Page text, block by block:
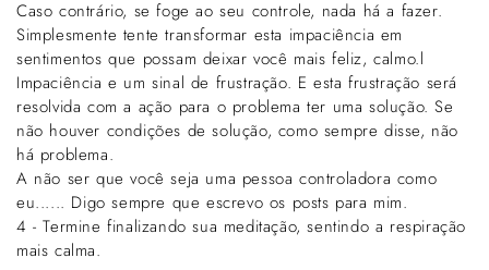
Caso contrário, se foge ao seu controle, nada há a fazer.
Simplesmente tente transformar esta impaciência em
sentimentos que possam deixar você mais feliz, calmo.l
Impaciência e um sinal de frustração. E esta frustração será
resolvida com a ação para o problema ter uma solução. Se
não houver condições de solução, como sempre disse, não
há problema.
A não ser que você seja uma pessoa controladora como
eu...... Digo sempre que escrevo os posts para mim.
4 - Termine finalizando sua meditação, sentindo a respiração
mais calma.